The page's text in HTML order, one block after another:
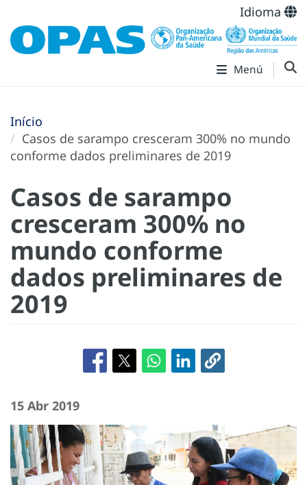
Idioma
Menú
Início
Casos de sarampo cresceram 300% no mundo
conforme dados preliminares de 2019
Casos de sarampo
cresceram 300% no
mundo conforme
dados preliminares de
2019
15 Abr 2019